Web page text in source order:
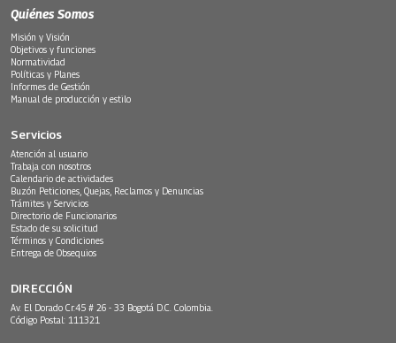
Quiénes Somos
Misión y Visión
Objetivos y funciones
Normatividad
Políticas y Planes
Informes de Gestión
Manual de producción y estilo
Servicios
Atención al usuario
Trabaja con nosotros
Calendario de actividades
Buzón Peticiones, Quejas, Reclamos y Denuncias
Trámites y Servicios
Directorio de Funcionarios
Estado de su solicitud
Términos y Condiciones
Entrega de Obsequios
DIRECCIÓN
Av. El Dorado Cr.45 # 26 - 33 Bogotá D.C. Colombia.
Código Postal: 111321